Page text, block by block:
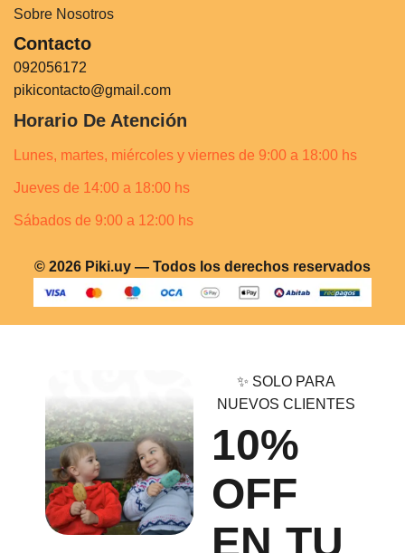
Sobre Nosotros
Contacto
092056172
pikicontacto@gmail.com
Horario De Atención
Lunes, martes, miércoles y viernes de 9:00 a 18:00 hs
Jueves de 14:00 a 18:00 hs
Sábados de 9:00 a 12:00 hs
© 2026 Piki.uy — Todos los derechos reservados
✨ SOLO PARA
NUEVOS CLIENTES
10%
OFF
EN TU